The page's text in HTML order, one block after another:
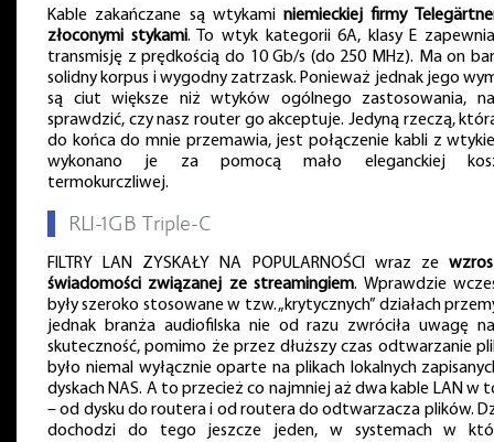
Kable zakańczane są wtykaminiemieckiej firmy
złoconymi stykami. To wtyk kategorii 6A, klasy E
transmisję z prędkością do 10 Gb/s (do 250 MHz). Ma on
solidny korpus i wygodny zatrzask. Ponieważ jednak jego
są ciut większe niż wtyków ogólnego zastosowania,
sprawdzić, czy nasz router go akceptuje. Jedyną rzeczą,
do końca do mnie przemawia, jest połączenie kabli z
wykonano je za pomocą mało eleganckiej
termokurczliwej.
RLI-1GB Triple-C
FILTRY LAN ZYSKAŁY NA POPULARNOŚCI wraz ze
świadomości związanej ze streamingiem. Wprawdzie
były szeroko stosowane w tzw. „krytycznych” działach
jednak branża audiofilska nie od razu zwróciła uwagę
skuteczność, pomimo że przez dłuższy czas odtwarzanie
było niemal wyłącznie oparte na plikach lokalnych
dyskach NAS. A to przecież co najmniej aż dwa kable LAN w
– od dysku do routera i od routera do odtwarzacza plików.
dochodzi do tego jeszcze jeden, w systemach w